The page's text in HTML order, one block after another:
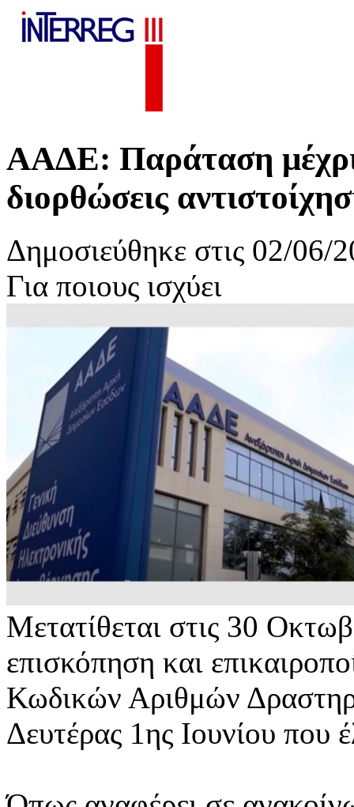
ΑΑΔΕ: Παράταση
διορθώσεις
Δημοσιεύθηκε στις 02/06/
Για ποιους ισχύει
Μετατίθεται στις 30
επισκόπηση και
Κωδικών Αριθμών
Δευτέρας 1ης Ιουνίου που